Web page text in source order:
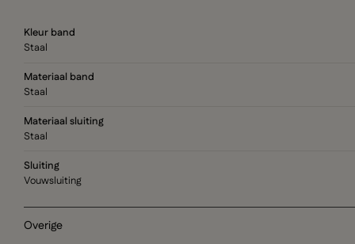
Kleur band
Staal
Materiaal band
Staal
Materiaal sluiting
Staal
Sluiting
Vouwsluiting
Overige